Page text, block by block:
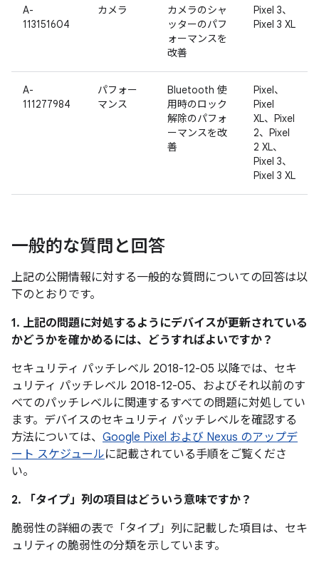
A-
113151604
カメラ
カメラのシャ
ッターのパフ
ォーマンスを
改善
Pixel 3、
Pixel 3 XL
A-
111277984
パフォー
マンス
Bluetooth 使
用時のロック
解除のパフォ
ーマンスを改
善
Pixel、
Pixel
XL、Pixel
2、Pixel
2 XL、
Pixel 3、
Pixel 3 XL
一般的な質問と回答
上記の公開情報に対する一般的な質問についての回答は以
下のとおりです。
1. 上記の問題に対処するようにデバイスが更新されている
かどうかを確かめるには、どうすればよいですか？
セキュリティ パッチレベル 2018-12-05 以降では、セキ
ュリティ パッチレベル 2018-12-05、およびそれ以前のす
べてのパッチレベルに関連するすべての問題に対処してい
ます。デバイスのセキュリティ パッチレベルを確認する
方法については、 Google Pixel および Nexus のアップデ
ート スケジュールに記載されている手順をご覧くださ
い。
2. 「タイプ」 列の項目はどういう意味ですか？
脆弱性の詳細の表で「タイプ」 列に記載した項目は、セキ
ュリティの脆弱性の分類を示しています。